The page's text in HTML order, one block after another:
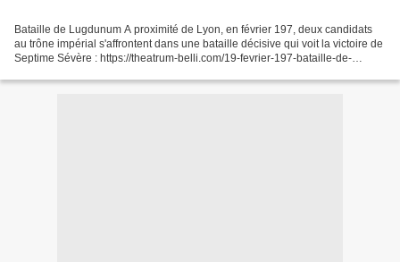
Bataille de Lugdunum A proximité de Lyon, en février 197, deux candidats
au trône impérial s'affrontent dans une bataille décisive qui voit la victoire de
Septime Sévère : https://theatrum-belli.com/19-fevrier-197-bataille-de-